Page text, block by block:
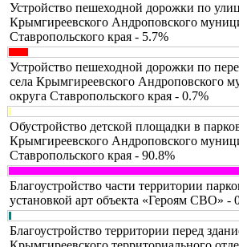
Устройство пешеходной дорожки по
Крымгиреевского Андроповского
Ставропольского края - 5.7%
Устройство пешеходной дорожки по
села Крымгиреевского Андроповского
округа Ставропольского края - 0.7%
Обустройство детской площадки в
Крымгиреевского Андроповского
Ставропольского края - 90.8%
Благоустройство части территории
установкой арт объекта «Героям СВО» -
Благоустройство территории перед